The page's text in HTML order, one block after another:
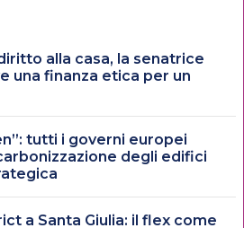
alla casa, la senatrice
una finanza etica per un
tutti i governi europei
degli edifici
a Santa Giulia: il flex come